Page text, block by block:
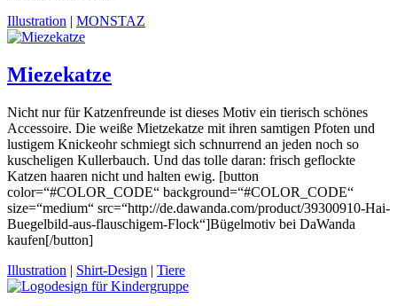
Illustration | MONSTAZ
Miezekatze
Nicht nur für Katzenfreunde ist dieses Motiv ein tierisch schönes
Accessoire. Die weiße Mietzekatze mit ihren samtigen Pfoten und
lustigem Knickeohr schmiegt sich schnurrend an jeden noch so
kuscheligen Kullerbauch. Und das tolle daran: frisch geflockte
Katzen haaren nicht und halten ewig. [button
color=“#COLOR_CODE“ background=“#COLOR_CODE“
size=“medium“ src=“http://de.dawanda.com/product/39300910-Hai-
Buegelbild-aus-flauschigem-Flock“]Bügelmotiv bei DaWanda
kaufen[/button]
Illustration | Shirt-Design | Tiere